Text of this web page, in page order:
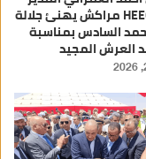
العام لHEEC مراكش يهنئ جلالة
السادس بمناسبة
العرش المجيد